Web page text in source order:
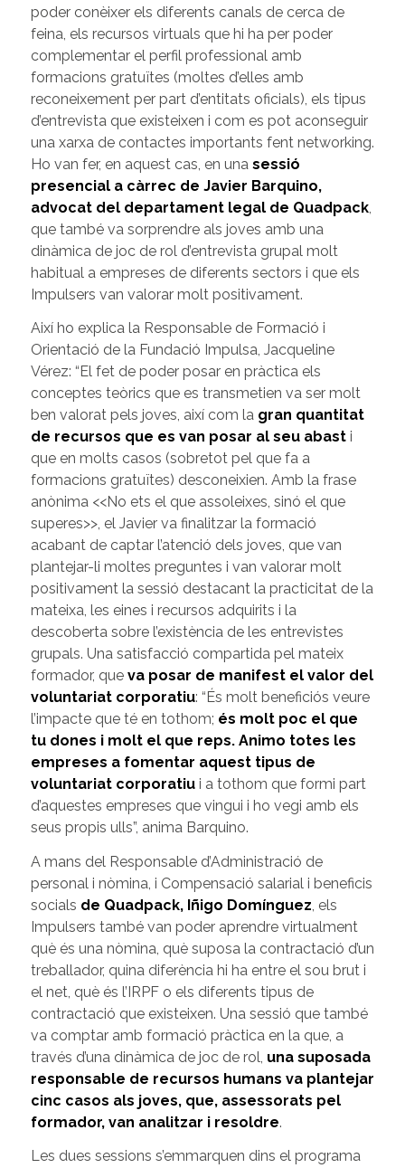
poder conèixer els diferents canals de cerca de
feina, els recursos virtuals que hi ha per poder
complementar el perfil professional amb
formacions gratuïtes (moltes d’elles amb
reconeixement per part d’entitats oficials), els tipus
d’entrevista que existeixen i com es pot aconseguir
una xarxa de contactes importants fent networking.
Ho van fer, en aquest cas, en una sessió
presencial a càrrec de Javier Barquino,
advocat del departament legal de Quadpack,
que també va sorprendre als joves amb una
dinàmica de joc de rol d’entrevista grupal molt
habitual a empreses de diferents sectors i que els
Impulsers van valorar molt positivament.
Així ho explica la Responsable de Formació i
Orientació de la Fundació Impulsa, Jacqueline
Vérez: “El fet de poder posar en pràctica els
conceptes teòrics que es transmetien va ser molt
ben valorat pels joves, així com la gran quantitat
de recursos que es van posar al seu abasti
que en molts casos (sobretot pel que fa a
formacions gratuïtes) desconeixien. Amb la frase
anònima <<No ets el que assoleixes, sinó el que
superes>>, el Javier va finalitzar la formació
acabant de captar l’atenció dels joves, que van
plantejar-li moltes preguntes i van valorar molt
positivament la sessió destacant la practicitat de la
mateixa, les eines i recursos adquirits i la
descoberta sobre l’existència de les entrevistes
grupals. Una satisfacció compartida pel mateix
formador, que va posar de manifest el valor del
voluntariat corporatiu: “És molt beneficiós veure
l’impacte que té en tothom; és molt poc el que
tu dones i molt el que reps. Animo totes les
empreses a fomentar aquest tipus de
voluntariat corporatiui a tothom que formi part
d’aquestes empreses que vingui i ho vegi amb els
seus propis ulls”, anima Barquino.
A mans del Responsable d’Administració de
personal i nòmina, i Compensació salarial i beneficis
socials de Quadpack, Iñigo Domínguez , els
Impulsers també van poder aprendre virtualment
què és una nòmina, què suposa la contractació d’un
treballador, quina diferència hi ha entre el sou brut i
el net, què és l’IRPF o els diferents tipus de
contractació que existeixen. Una sessió que també
va comptar amb formació pràctica en la que, a
través d’una dinàmica de joc de rol, una suposada
responsable de recursos humans va plantejar
cinc casos als joves, que, assessorats pel
formador, van analitzar i resoldre.
Les dues sessions s’emmarquen dins el programa